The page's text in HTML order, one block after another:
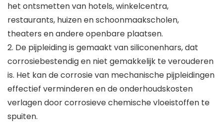
het ontsmetten van hotels, winkelcentra,
restaurants, huizen en schoonmaakscholen,
theaters en andere openbare plaatsen.
2. De pijpleiding is gemaakt van siliconenhars, dat
corrosiebestendig en niet gemakkelijk te verouderen
is. Het kan de corrosie van mechanische pijpleidingen
effectief verminderen en de onderhoudskosten
verlagen door corrosieve chemische vloeistoffen te
spuiten.